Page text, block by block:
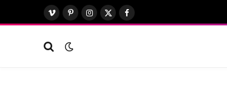
فيسبوك
X
الانستغرام
بينتيريست
فيميو